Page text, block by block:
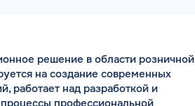
решение в области розничной
на создание современных
работает над разработкой и
профессиональной